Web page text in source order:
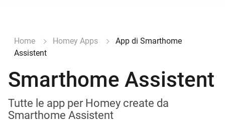
Home Homey Apps
App di Smarthome
Assistent
Smarthome Assistent
Tutte le app per Homey create da
Smarthome Assistent